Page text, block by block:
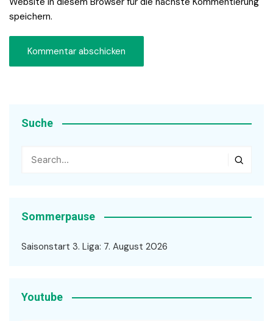
speichern.
Suche
Sommerpause
Saisonstart 3. Liga: 7. August 2026
Youtube